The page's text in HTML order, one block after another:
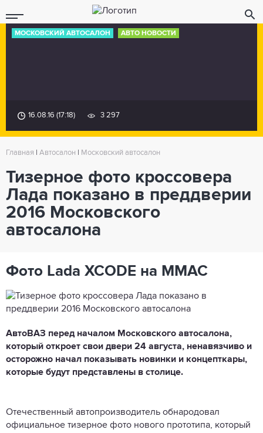
МОСКОВСКИЙ АВТОСАЛОН АВТО НОВОСТИ
16.08.16 (17:18) 3 297
Главная Автосалон Московский автосалон
Тизерное фото кроссовера
Лада показано в преддверии
2016 Московского
автосалона
Фото Lada XCODE на ММАС
АвтоВАЗ перед началом Московского автосалона,
который откроет свои двери 24 августа, ненавязчиво и
осторожно начал показывать новинки и концепткары,
которые будут представлены в столице.
Отечественный автопроизводитель обнародовал
официальное тизерное фото нового прототипа, который